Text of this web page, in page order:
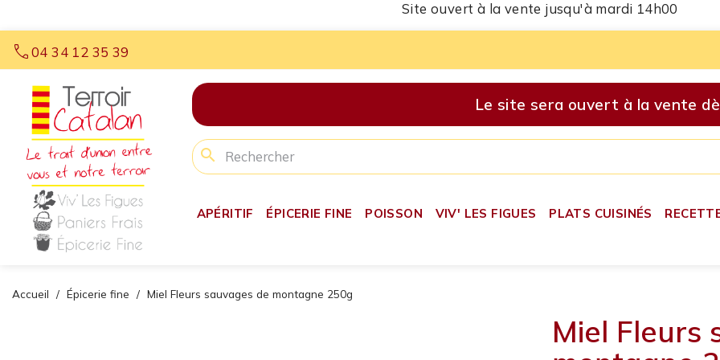
Site ouvert à la vente jusqu'à mardi 14h00
call04 34 12 35 39
Le site sera ouvert à la vente
search
APÉRITIF ÉPICERIE FINE POISSON VIV' LES FIGUES PLATS CUISINÉS
Accueil Épicerie fine Miel Fleurs sauvages de montagne 250g
Miel Fleurs